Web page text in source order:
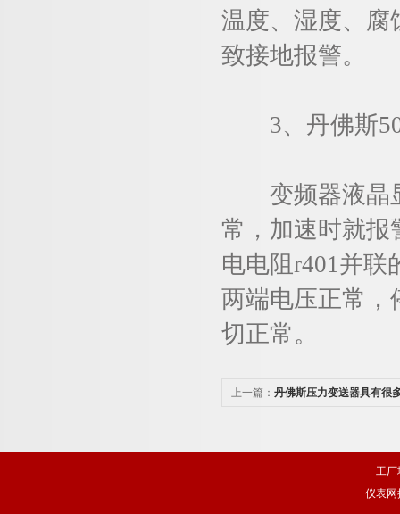
温度、湿度、腐
致接地报警。
3、丹佛斯
变频器液晶显
常，加速时就报
电电阻r401并联
两端电压正常，
切正常。
上一篇： 丹佛斯压力变送器具有很
工厂
仪表网